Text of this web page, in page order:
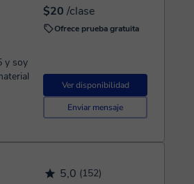
$20 /clase
Ofrece prueba gratuita
Ver disponibilidad
Enviar mensaje
y soy
5,0 (152)